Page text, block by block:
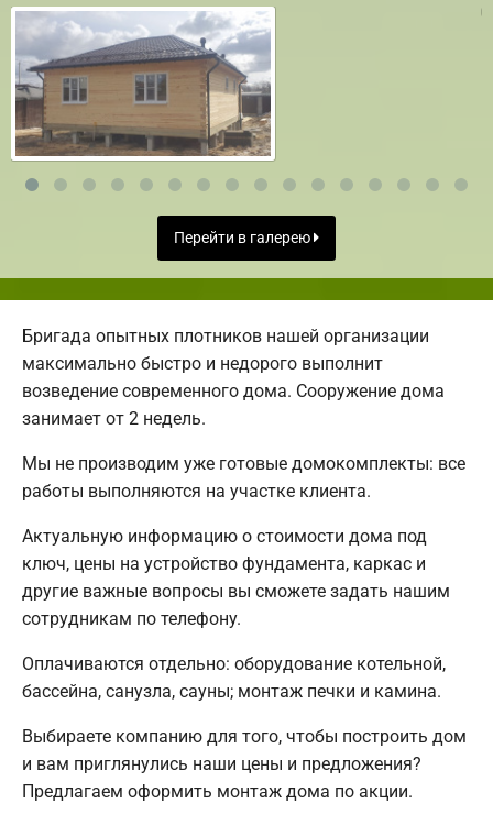
Перейти в галерею
Бригада опытных плотников нашей организации
максимально быстро и недорого выполнит
возведение современного дома. Сооружение дома
занимает от 2 недель.
Мы не производим уже готовые домокомплекты: все
работы выполняются на участке клиента.
Актуальную информацию о стоимости дома под
ключ, цены на устройство фундамента, каркас и
другие важные вопросы вы сможете задать нашим
сотрудникам по телефону.
Оплачиваются отдельно: оборудование котельной,
бассейна, санузла, сауны; монтаж печки и камина.
Выбираете компанию для того, чтобы построить дом
и вам приглянулись наши цены и предложения?
Предлагаем оформить монтаж дома по акции.